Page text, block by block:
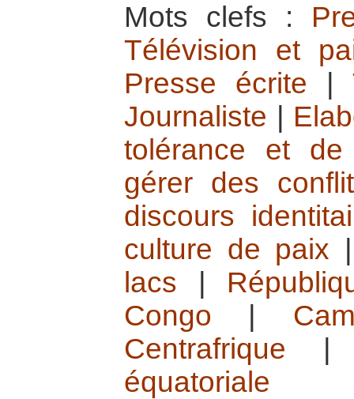
Mots clefs :
Télévision et
Presse écrite
Journaliste
tolérance et
gérer des
discours
culture de paix
lacs
Congo
Centrafrique
équatoriale